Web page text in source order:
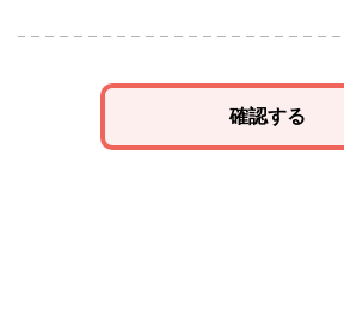
確認する